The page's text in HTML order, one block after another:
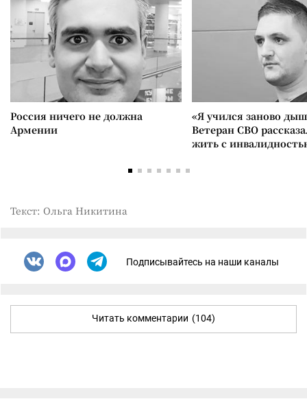
Россия ничего не должна
Армении
«Я учился заново
Ветеран СВО
жить с
Текст: Ольга Никитина
Подписывайтесь на наши каналы
Читать комментарии (104)